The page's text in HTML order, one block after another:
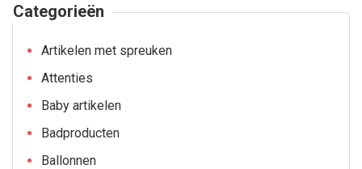
Categorieën
Artikelen met spreuken
Attenties
Baby artikelen
Badproducten
Ballonnen